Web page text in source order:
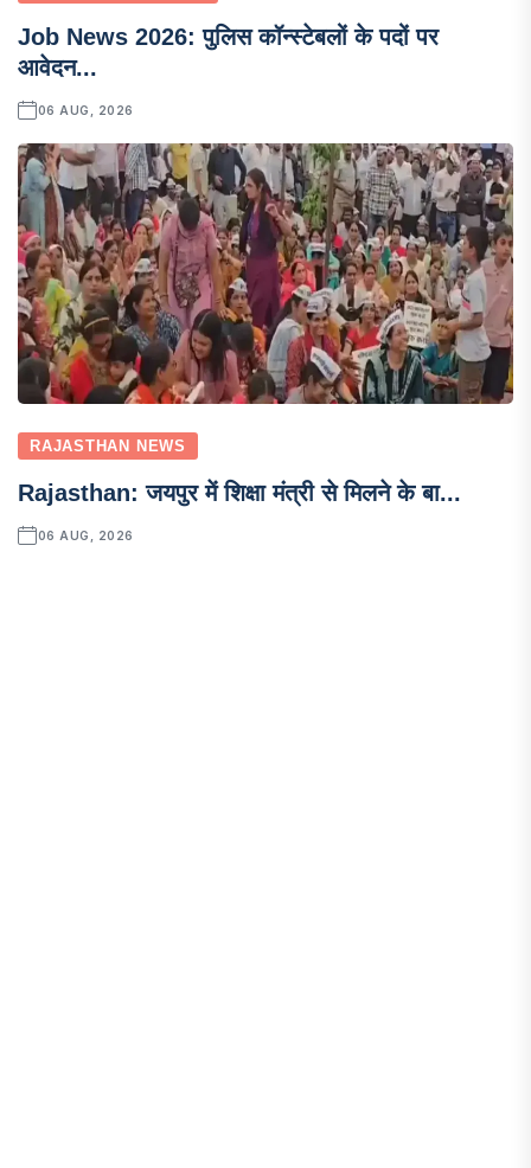
Job News 2026: पुलिस कॉन्स्टेबलों के पदों पर
आवेदन...
06 AUG, 2026
RAJASTHAN NEWS
Rajasthan: जयपुर में शिक्षा मंत्री से मिलने के बा...
06 AUG, 2026